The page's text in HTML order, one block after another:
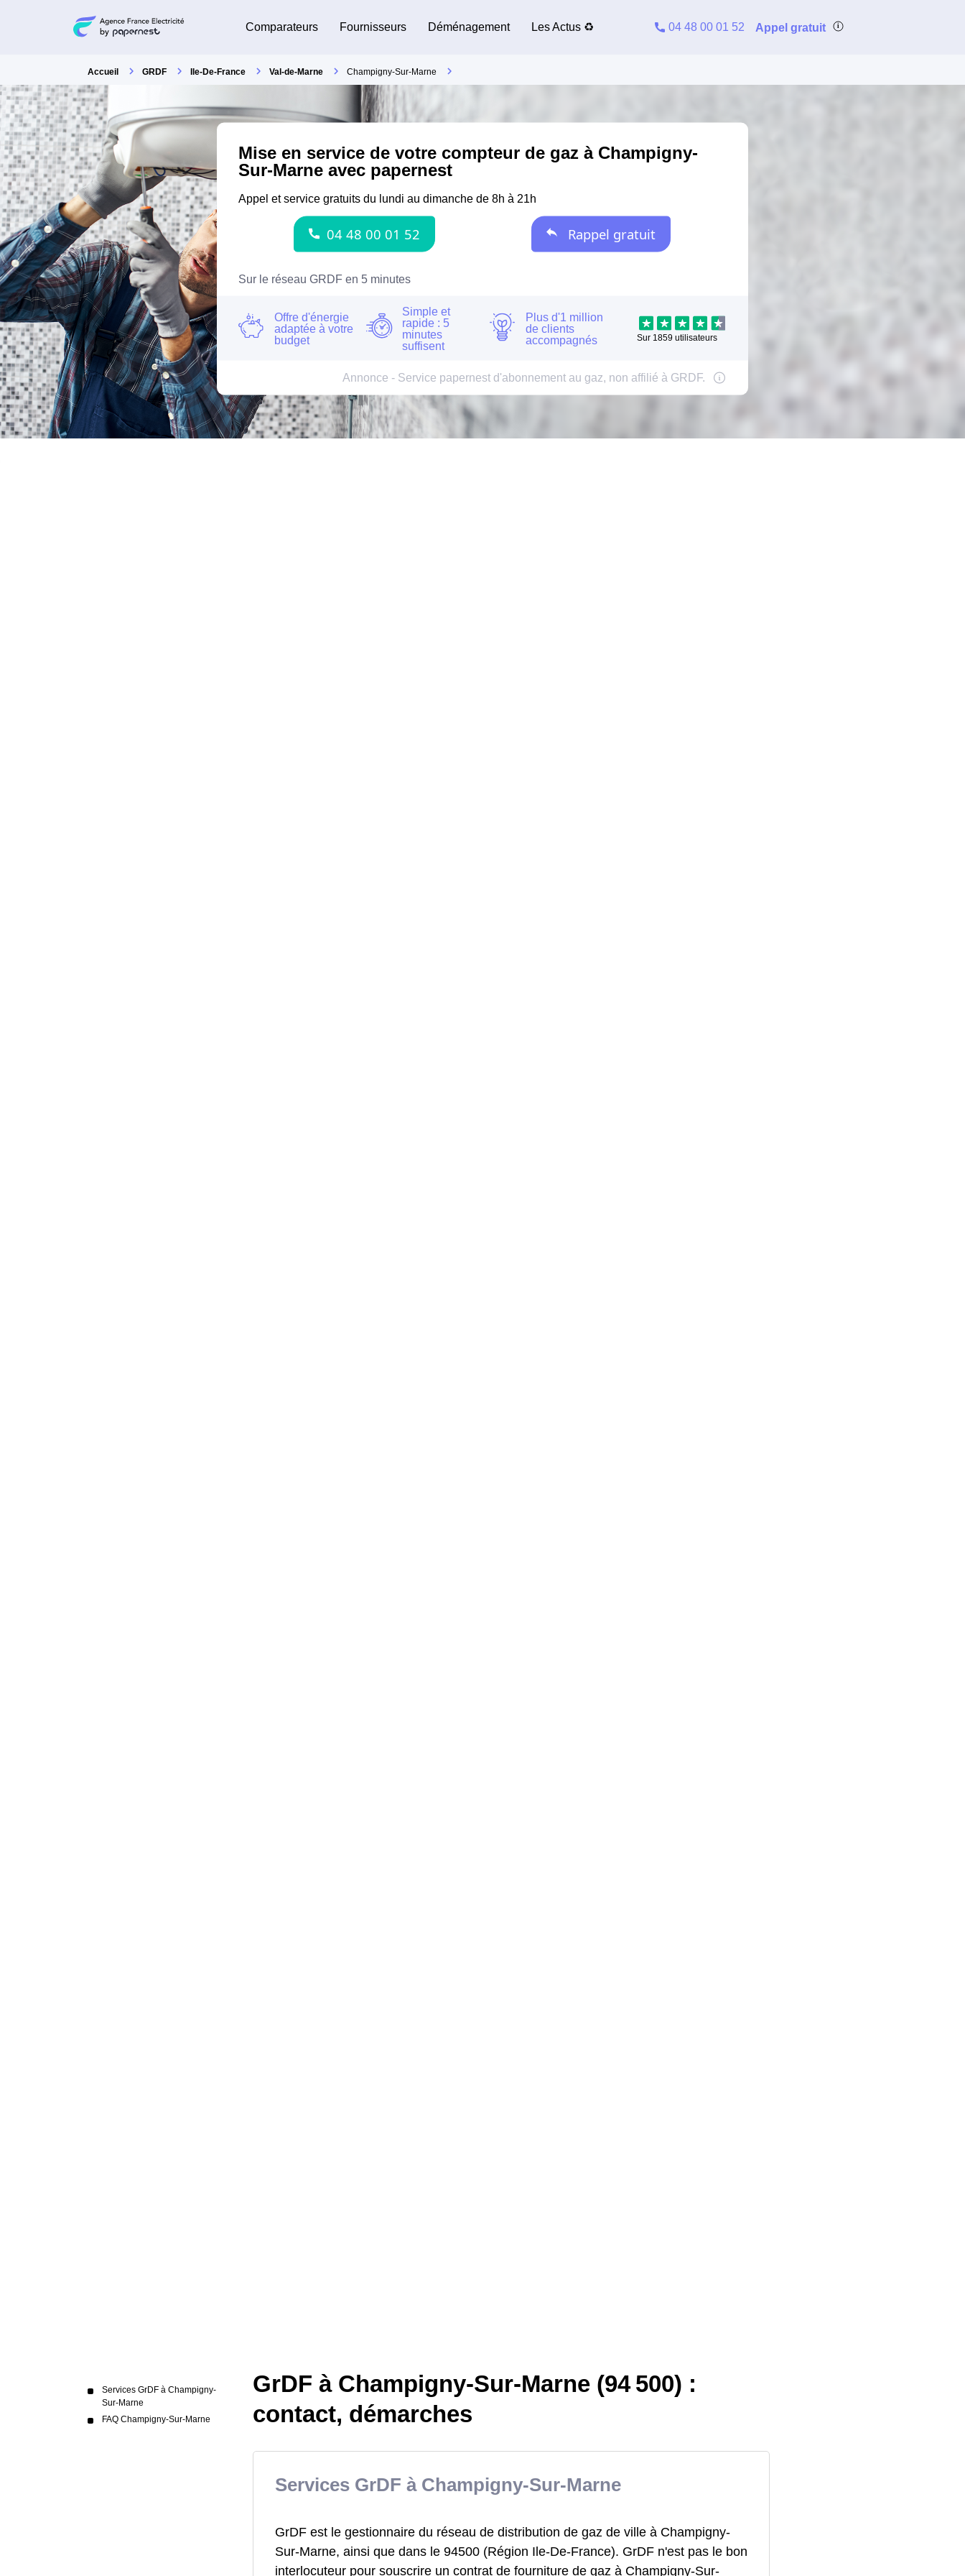
Comparateurs Fournisseurs Déménagement Les Actus ♻️ 04 48 00 01 52 Appel gratuit
Accueil GRDF Ile-De-France Val-de-Marne Champigny-Sur-Marne
Services GrDF à Champigny-
Sur-Marne
FAQ Champigny-Sur-Marne
GrDF à Champigny-Sur-Marne (94 500) :
contact, démarches
Services GrDF à Champigny-Sur-Marne
GrDF est le gestionnaire du réseau de distribution de gaz de ville à Champigny-
Sur-Marne, ainsi que dans le 94500 (Région Ile-De-France). GrDF n'est pas le bon
interlocuteur pour souscrire un contrat de fourniture de gaz à Champigny-Sur-